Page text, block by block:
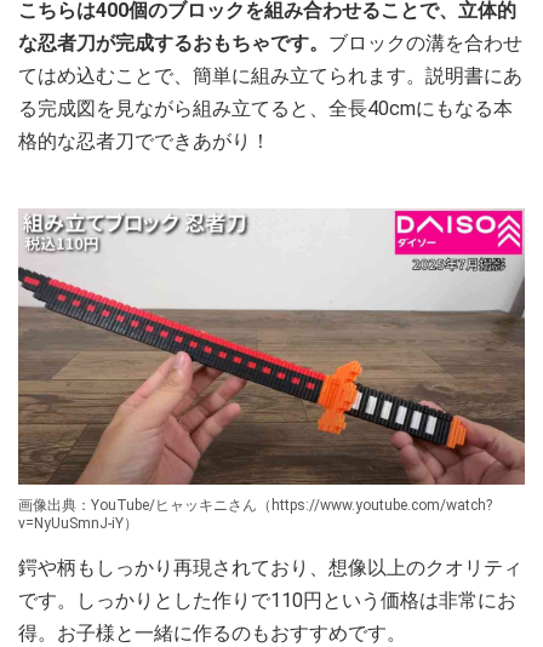
こちらは400個のブロックを組み合わせることで、立体的
な忍者刀が完成するおもちゃです。 ブロックの溝を合わせ
てはめ込むことで、簡単に組み立てられます。説明書にあ
る完成図を見ながら組み立てると、全長40cmにもなる本
格的な忍者刀でできあがり！
画像出典：YouTube/ヒャッキニさん（https://www.youtube.com/watch?
v=NyUuSmnJ-iY）
鍔や柄もしっかり再現されており、想像以上のクオリティ
です。しっかりとした作りで110円という価格は非常にお
得。お子様と一緒に作るのもおすすめです。